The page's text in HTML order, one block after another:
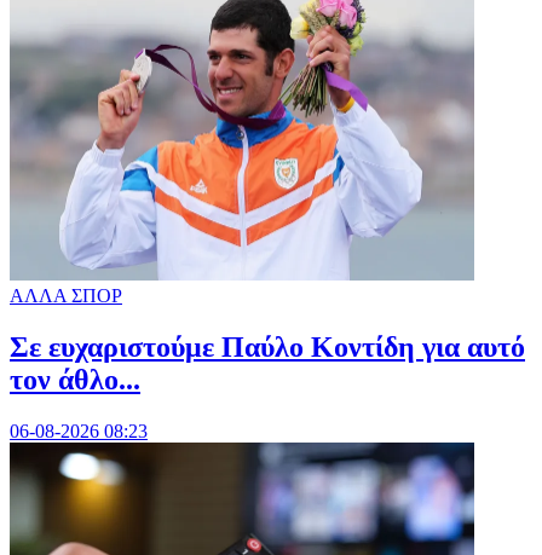
ΑΛΛΑ ΣΠΟΡ
Σε ευχαριστούμε Παύλο Κοντίδη για αυτό
τον άθλο...
06-08-2026 08:23